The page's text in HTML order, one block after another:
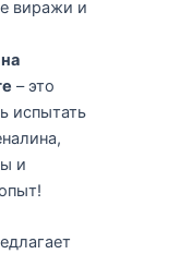
виражи и
– это
испытать
и